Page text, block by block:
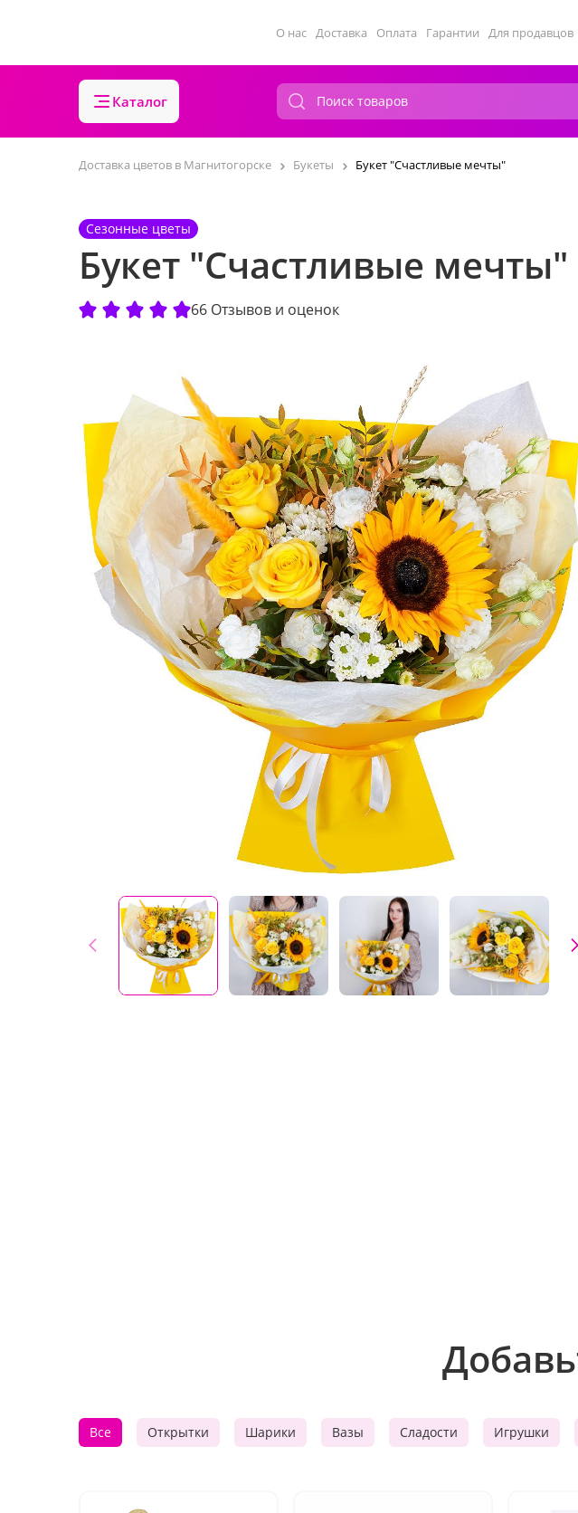
О нас Доставка Оплата Гарантии Для продавцов
Каталог
Доставка цветов в Магнитогорске Букеты Букет "Счастливые мечты"
Сезонные цветы
Букет "Счастливые мечты"
66 Отзывов и оценок
Все Открытки Шарики Вазы Сладости Игрушки